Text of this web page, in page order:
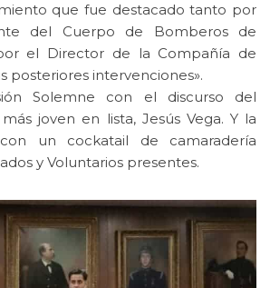
que fue destacado tanto por
del Cuerpo de Bomberos de
el Director de la Compañía de
posteriores intervenciones».
Solemne con el discurso del
joven en lista, Jesús Vega. Y la
un cockatail de camaradería
y Voluntarios presentes.